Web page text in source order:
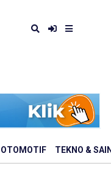
OTOMOTIF TEKNO &